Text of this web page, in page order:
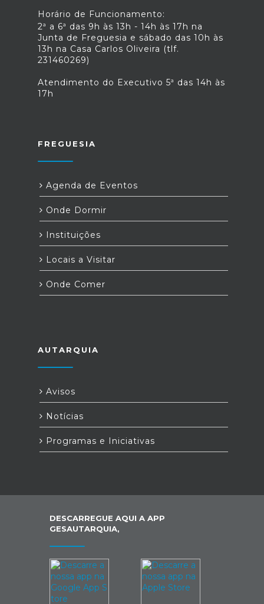
Horário de Funcionamento:
2ª a 6ª das 9h às 13h - 14h às 17h na
Junta de Freguesia e sábado das 10h às
13h na Casa Carlos Oliveira (tlf.
231460269)
Atendimento do Executivo 5ª das 14h às
17h
FREGUESIA
Agenda de Eventos
Onde Dormir
Instituições
Locais a Visitar
Onde Comer
AUTARQUIA
Avisos
Notícias
Programas e Iniciativas
DESCARREGUE AQUI A APP
GESAUTARQUIA,